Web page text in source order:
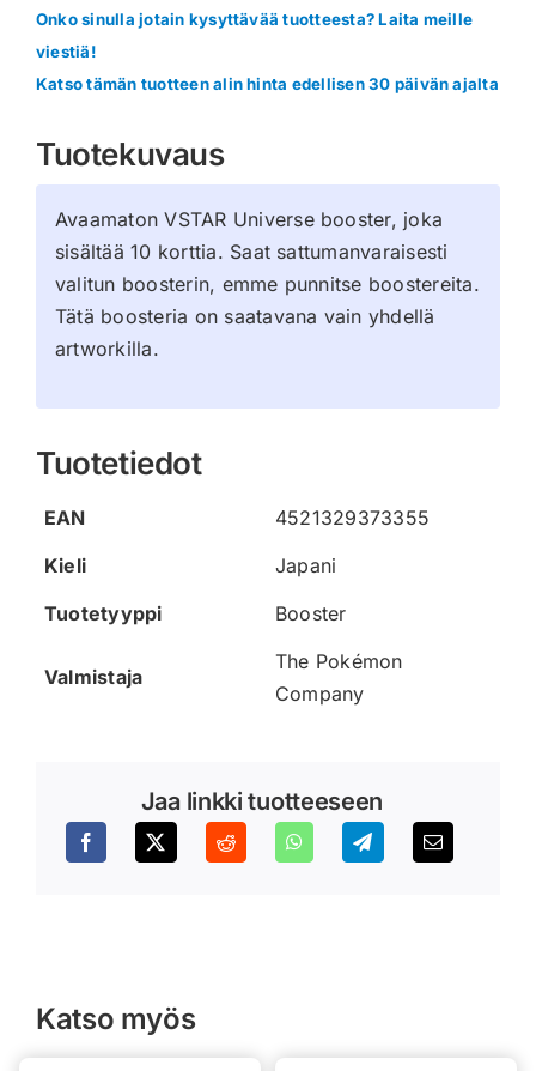
Onko sinulla jotain kysyttävää tuotteesta? Laita meille
viestiä!
Katso tämän tuotteen alin hinta edellisen 30 päivän ajalta
Tuotekuvaus
Avaamaton VSTAR Universe booster, joka
sisältää 10 korttia. Saat sattumanvaraisesti
valitun boosterin, emme punnitse boostereita.
Tätä boosteria on saatavana vain yhdellä
artworkilla.
Tuotetiedot
EAN
4521329373355
Kieli
Japani
Tuotetyyppi
Booster
Valmistaja
The Pokémon
Company
Jaa linkki tuotteeseen
Katso myös